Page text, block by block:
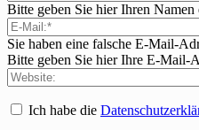
Bitte geben Sie hier Ihren Namen
Sie haben eine falsche E-Mail-
Bitte geben Sie hier Ihre E-Mail-
Ich habe die